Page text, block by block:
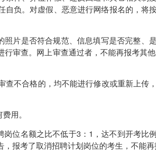
自负。对虚假、恶意进行网络报名的，将
片是否符合规范、信息填写是否完整、
审查。网上审查通过者，不能再报考其
不合格的，均不能进行修改或重新上传
用。
位名额之比不低于3：1，达不到开考比
报考了取消招聘计划岗位的考生，不能再